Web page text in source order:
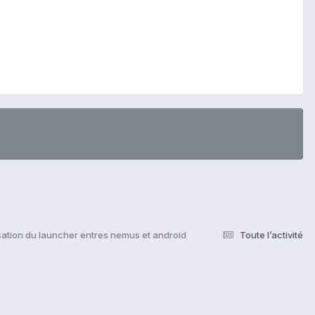
Toute l’activité
du launcher entres nemus et android